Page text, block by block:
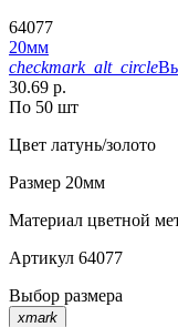
64077
20мм
checkmark_alt_circle
30.69 р.
По 50 шт
Цвет латунь/золото
Размер 20мм
Материал цветной
Артикул 64077
Выбор размера
xmark